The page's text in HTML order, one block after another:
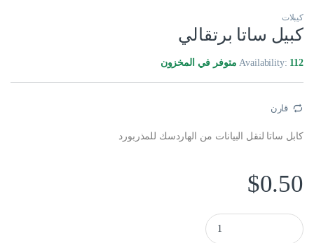
كيبلات
كبيل ساتا برتقالي
Availability: 112 متوفر في المخزون
قارن
كابل ساتا لنقل البيانات من الهاردسك للمذربورد
$0.50
كبيل ساتا برتقالي quantity